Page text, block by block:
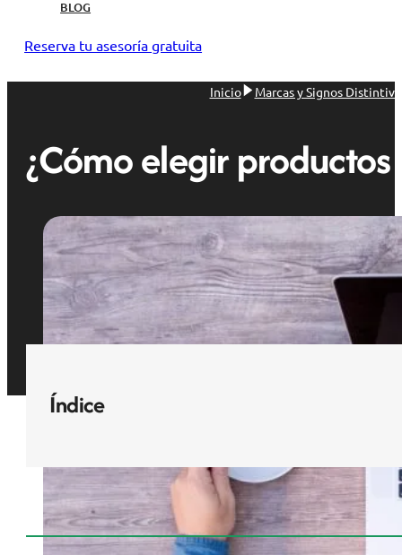
BLOG
Reserva tu asesoría gratuita
Inicio Marcas y Signos
¿Cómo elegir
Índice